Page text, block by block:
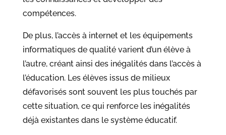
compétences.
De plus, l’accès à internet et les équipements
informatiques de qualité varient d’un élève à
l’autre, créant ainsi des inégalités dans l’accès à
l’éducation. Les élèves issus de milieux
défavorisés sont souvent les plus touchés par
cette situation, ce qui renforce les inégalités
déjà existantes dans le système éducatif.